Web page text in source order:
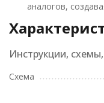
аналогов,
Инструкции,
Схема